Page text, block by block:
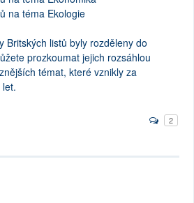
na téma Ekologie
Britských listů byly rozděleny do
prozkoumat jejich rozsáhlou
témat, které vznikly za
2